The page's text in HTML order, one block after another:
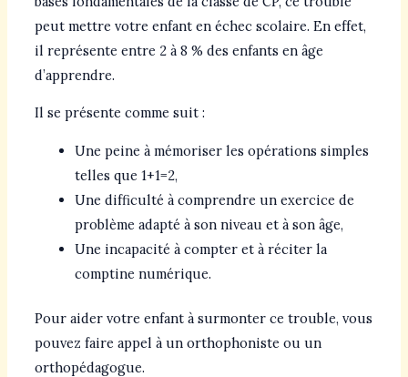
peut mettre votre enfant en échec scolaire. En effet,
il représente entre 2 à 8 % des enfants en âge
d’apprendre.
Il se présente comme suit :
Une peine à mémoriser les opérations simples
telles que 1+1=2,
Une difficulté à comprendre un exercice de
problème adapté à son niveau et à son âge,
Une incapacité à compter et à réciter la
comptine numérique.
Pour aider votre enfant à surmonter ce trouble, vous
pouvez faire appel à un orthophoniste ou un
orthopédagogue.